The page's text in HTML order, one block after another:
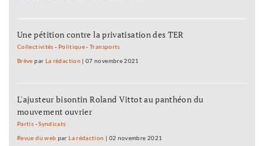
Une pétition contre la privatisation des TER
Collectivités - Politique-Transports
Brève par La rédaction |07 novembre 2021
L'ajusteur bisontin Roland Vittot au panthéon du
mouvement ouvrier
Partis -Syndicats
Revue du web parLa rédaction | 02 novembre 2021